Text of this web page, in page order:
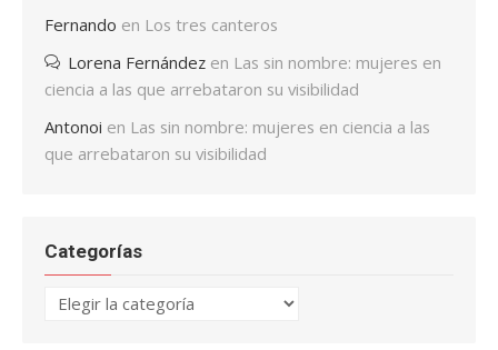
Fernando en Los tres canteros
Lorena Fernández en Las sin nombre: mujeres en
ciencia a las que arrebataron su visibilidad
Antonoi en Las sin nombre: mujeres en ciencia a las
que arrebataron su visibilidad
Categorías
Categorías